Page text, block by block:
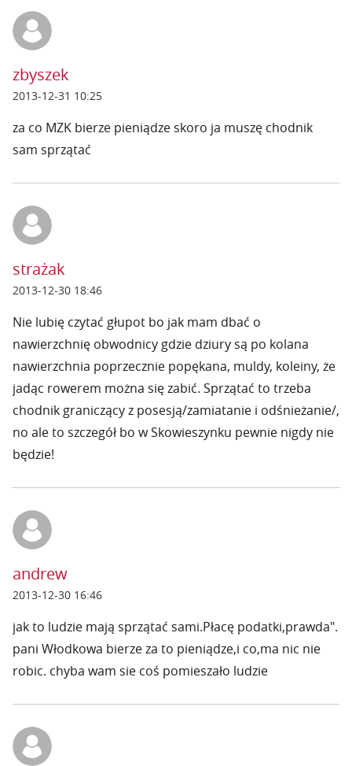
zbyszek
2013-12-31 10:25
za co MZK bierze pieniądze skoro ja muszę chodnik
sam sprzątać
strażak
2013-12-30 18:46
Nie lubię czytać głupot bo jak mam dbać o
nawierzchnię obwodnicy gdzie dziury są po kolana
nawierzchnia poprzecznie popękana, muldy, koleiny, że
jadąc rowerem można się zabić. Sprzątać to trzeba
chodnik graniczący z posesją/zamiatanie i odśnieżanie/,
no ale to szczegół bo w Skowieszynku pewnie nigdy nie
będzie!
andrew
2013-12-30 16:46
jak to ludzie mają sprzątać sami.Płacę podatki,prawda".
pani Włodkowa bierze za to pieniądze,i co,ma nic nie
robic. chyba wam sie coś pomieszało ludzie